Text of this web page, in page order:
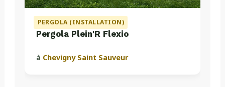
PERGOLA (INSTALLATION)
Pergola Plein'R Flexio
à Chevigny Saint Sauveur